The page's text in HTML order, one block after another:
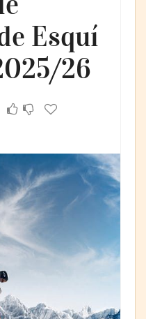
Esquí
26